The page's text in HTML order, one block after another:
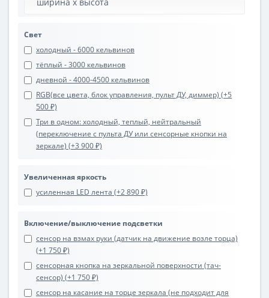
Свет
холодный - 6000 кельвинов
тёплый - 3000 кельвинов
дневной - 4000-4500 кельвинов
RGB(все цвета, блок управления, пульт ДУ, диммер) (+5
500 ₽)
Три в одном: холодный, теплый, нейтральный
(переключение с пульта ДУ или сенсорные кнопки на
зеркале) (+3 900 ₽)
Увеличенная яркость
усиленная LED лента (+2 890 ₽)
Включение/выключение подсветки
сенсор на взмах руки (датчик на движение возле торца)
(+1 750 ₽)
сенсорная кнопка на зеркальной поверхности (тач-
сенсор) (+1 750 ₽)
сенсор на касание на торце зеркала (не подходит для